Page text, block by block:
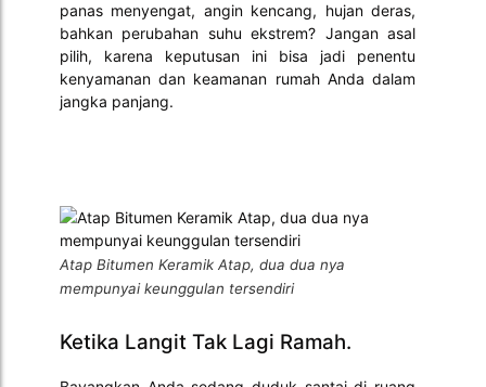
panas menyengat, angin kencang, hujan deras,
bahkan perubahan suhu ekstrem? Jangan asal
pilih, karena keputusan ini bisa jadi penentu
kenyamanan dan keamanan rumah Anda dalam
jangka panjang.
Atap Bitumen Keramik Atap, dua dua nya
mempunyai keunggulan tersendiri
Ketika Langit Tak Lagi Ramah.